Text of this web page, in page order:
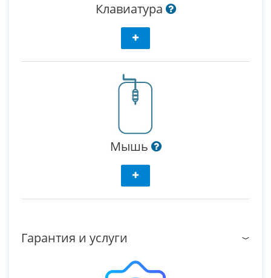
Клавиатура
Мышь
Гарантия и услуги